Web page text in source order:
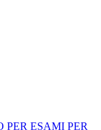
ESAMI PER